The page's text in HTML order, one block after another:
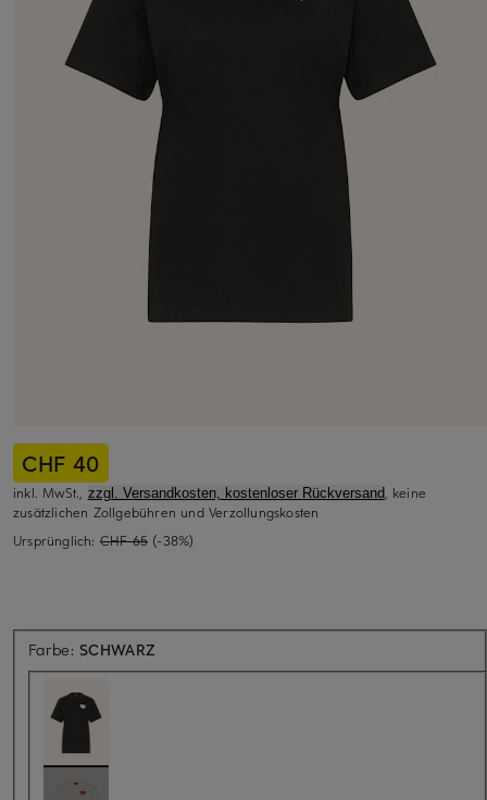
CHF 40
inkl. MwSt., zzgl. Versandkosten, kostenloser Rückversand, keine
zusätzlichen Zollgebühren und Verzollungskosten
Ursprünglich: CHF 65 (-38%)
Farbe: SCHWARZ